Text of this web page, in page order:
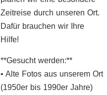
Zeitreise durch unseren Ort.
Dafür brauchen wir Ihre
Hilfe!
**Gesucht werden:**
• Alte Fotos aus unserem Ort
(1950er bis 1990er Jahre)